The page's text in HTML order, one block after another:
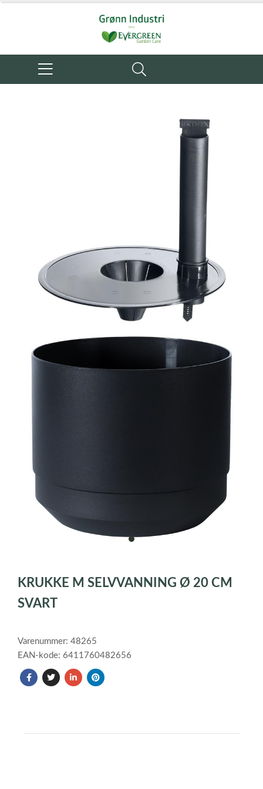
item
of
1
KRUKKE M SELVVANNING Ø 20 CM
SVART
Varenummer: 48265
EAN-kode: 6411760482656